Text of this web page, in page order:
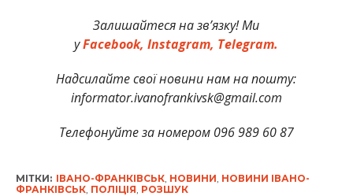
Залишайтеся на зв’язку! Ми
уFacebook,Instagram, Telegram.
Надсилайте свої новини нам на пошту:
informator.ivanofrankivsk@gmail.com
Телефонуйте за номером 096 989 60 87
МІТКИ: ІВАНО-ФРАНКІВСЬК, НОВИНИ НОВИНИ ІВАНО-
ФРАНКІВСЬК, ПОЛІЦІЯ РОЗШУК